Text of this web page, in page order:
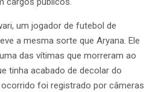
um jogador de futebol de
a mesma sorte que Aryana. Ele
das vítimas que morreram ao
tinha acabado de decolar do
foi registrado por câmeras